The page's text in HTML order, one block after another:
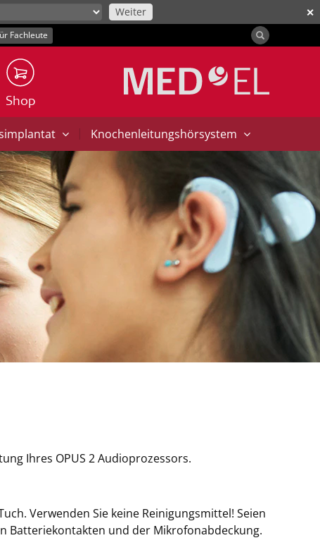
✕
Weiter
Fachleute
Shop
| Knochenleitungshörsystem
Ihres OPUS 2 Audioprozessors.
Verwenden Sie keine Reinigungsmittel! Seien
Batteriekontakten und der Mikrofonabdeckung.